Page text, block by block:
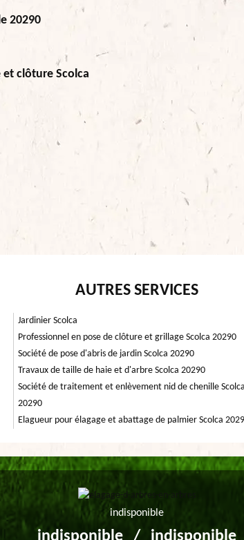
20290
clôture Scolca
AUTRES SERVICES
Jardinier Scolca
Professionnel en pose de clôture et grillage Scolca 20290
Société de pose d'abris de jardin Scolca 20290
Travaux de taille de haie et d'arbre Scolca 20290
Société de traitement et enlèvement nid de chenille Scolca
20290
Elagueur pour élagage et abattage de palmier Scolca
indisponible
indisponible / indisponible